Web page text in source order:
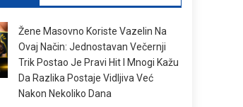
Žene Masovno Koriste Vazelin Na
Ovaj Način: Jednostavan Večernji
Trik Postao Je Pravi Hit I Mnogi Kažu
Da Razlika Postaje Vidljiva Već
Nakon Nekoliko Dana